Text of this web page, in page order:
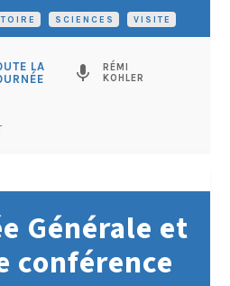
SCIENCES VISITE
LA
mic
RÉMI
KOHLER
Générale et
conférence